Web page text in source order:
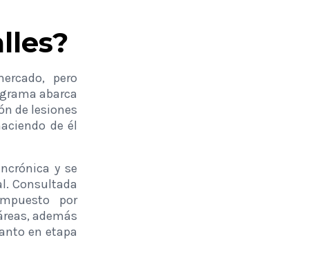
pero
abarca
de lesiones
de él
y se
Consultada
por
además
en etapa